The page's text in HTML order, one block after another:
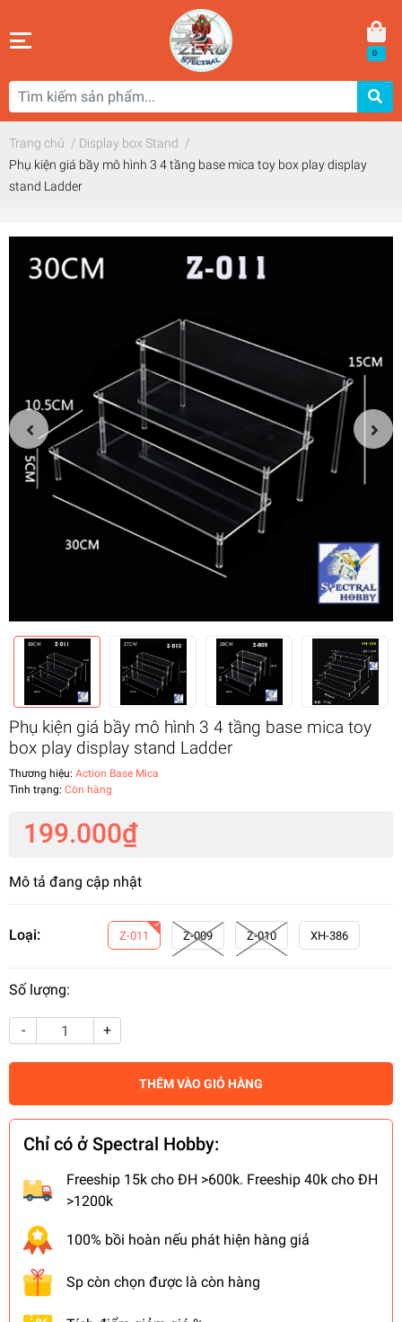
0
Trang chủ / Display box Stand /
Phụ kiện giá bầy mô hình 3 4 tầng base mica toy box play display
stand Ladder
Phụ kiện giá bầy mô hình 3 4 tầng base mica toy
box play display stand Ladder
Thương hiệu: Action Base Mica
Tình trạng: Còn hàng
199.000₫
Mô tả đang cập nhật
Loại: Z-011 Z-009 Z-010 XH-386
Số lượng:
- +
THÊM VÀO GIỎ HÀNG
Chỉ có ở Spectral Hobby:
Freeship 15k cho ĐH >600k. Freeship 40k cho ĐH
>1200k
100% bồi hoàn nếu phát hiện hàng giả
Sp còn chọn được là còn hàng